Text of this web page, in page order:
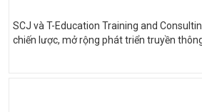
SCJ và T-Education Training and
chiến lược, mở rộng phát triển truyền